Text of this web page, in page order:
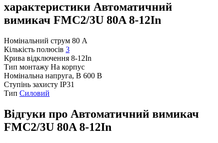
характеристики Автоматичний
вимикач FMC2/3U 80A 8-12In
Номінальний струм 80 А
Кількість полюсів 3
Крива відключення 8-12In
Тип монтажу На корпус
Номінальна напруга, В 600 В
Ступінь захисту IP31
Тип Силовий
Відгуки про Автоматичний вимикач
FMC2/3U 80A 8-12In